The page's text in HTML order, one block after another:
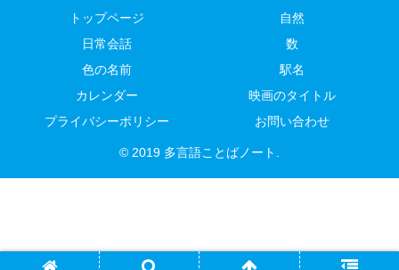
トップページ
自然
日常会話
数
色の名前
駅名
カレンダー
映画のタイトル
プライバシーポリシー
お問い合わせ
© 2019 多言語ことばノート.